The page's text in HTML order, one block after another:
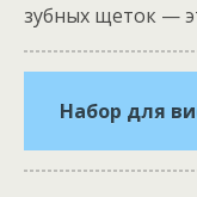
зубных щеток —
Набор для